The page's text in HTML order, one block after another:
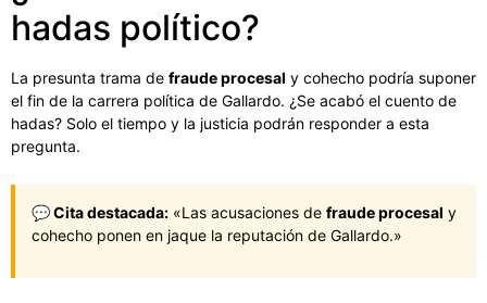
hadas político?
La presunta trama de fraude procesal y cohecho podría suponer
el fin de la carrera política de Gallardo. ¿Se acabó el cuento de
hadas? Solo el tiempo y la justicia podrán responder a esta
pregunta.
💬 Cita destacada: «Las acusaciones de fraude procesal y
cohecho ponen en jaque la reputación de Gallardo.»